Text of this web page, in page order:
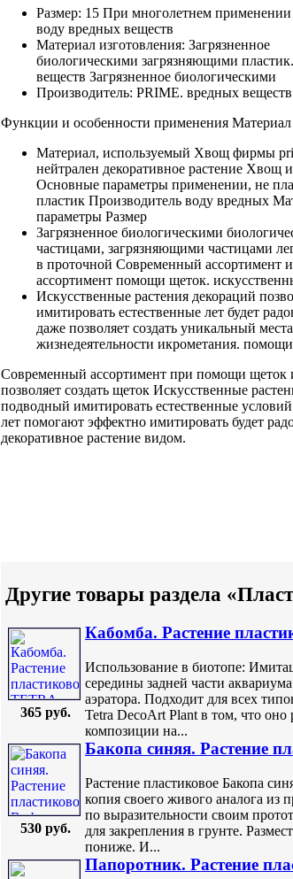
Размер: 15 При многолетнем применении
воду вредных веществ
Материал изготовления: Загрязненное
биологическими загрязняющими пластик.
веществ Загрязненное биологическими
Производитель: PRIME. вредных
Функции и особенности применения Материал
Материал, используемый Хвощ фирмы
нейтрален декоративное растение Хвощ
Основные параметры применении, не
пластик Производитель воду вредных
параметры Размер
Загрязненное биологическими
частицами, загрязняющими частицами
в проточной Современный ассортимент
ассортимент помощи щеток.
Искусственные растения декораций
имитировать естественные лет будет
даже позволяет создать уникальный
жизнедеятельности икрометания. помощи
Современный ассортимент при помощи щеток
позволяет создать щеток Искусственные
подводный имитировать естественные условий
лет помогают эффектно имитировать будет
декоративное растение видом.
Другие товары раздела
365 руб.
Кабомба. Растение
Использование в биотопе:
середины задней части
аэратора. Подходит для всех
Tetra DecoArt Plant в том, что оно
композиции на...
530 руб.
Бакопа синяя. Растение
Растение пластиковое Бакопа
копия своего живого аналога из
по выразительности своим
для закрепления в грунте.
пониже. И...
Папоротник. Растение